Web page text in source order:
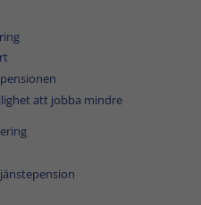
att jobba mindre